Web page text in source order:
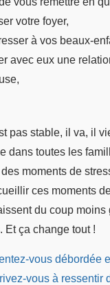
votre foyer,
à vos beaux-
avec eux une
pas stable, il va, il
dans toutes les
moments de
ces moments
du coup moins
Et ça change tout !
vous débordée
vous à ressentir